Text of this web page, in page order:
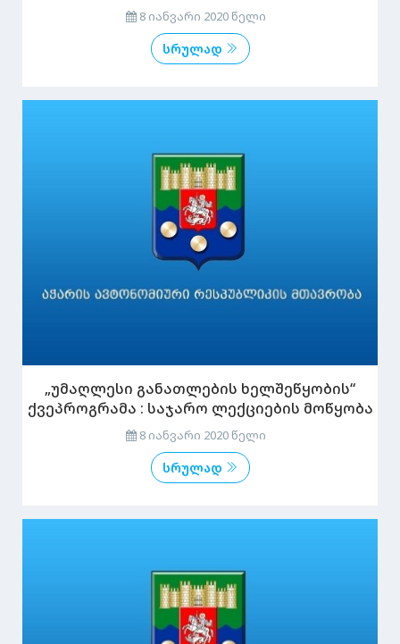
8 იანვარი 2020 წელი
სრულად
„უმაღლესი განათლების ხელშეწყობის“
ქვეპროგრამა : საჯარო ლექციების მოწყობა
8 იანვარი 2020 წელი
სრულად